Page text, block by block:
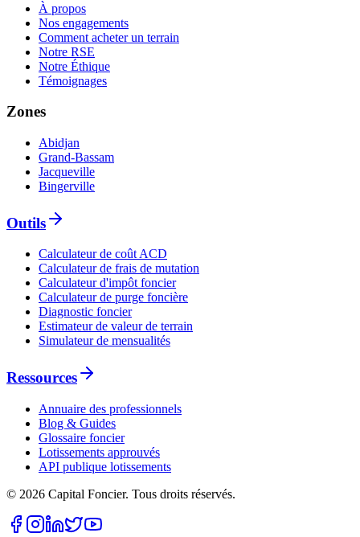
À propos
Nos engagements
Comment acheter un terrain
Notre RSE
Notre Éthique
Témoignages
Zones
Abidjan
Grand-Bassam
Jacqueville
Bingerville
Outils
Calculateur de coût ACD
Calculateur de frais de mutation
Calculateur d'impôt foncier
Calculateur de purge foncière
Diagnostic foncier
Estimateur de valeur de terrain
Simulateur de mensualités
Ressources
Annuaire des professionnels
Blog & Guides
Glossaire foncier
Lotissements approuvés
API publique lotissements
© 2026 Capital Foncier. Tous droits réservés.